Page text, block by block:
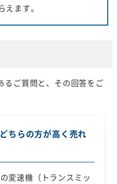
ます。
るご質問と、その回答をご
ちらの方が高く売れ
変速機（トランスミッ